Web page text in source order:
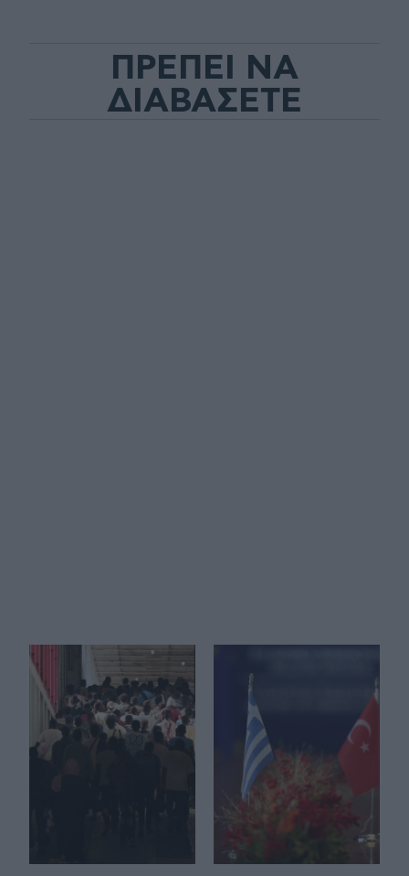
ΠΡΕΠΕΙ ΝΑ
ΔΙΑΒΑΣΕΤΕ